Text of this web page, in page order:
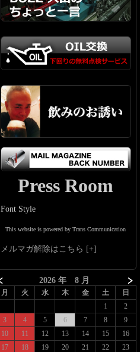
Press Room
Font Style
This website is powered by Trans Communication
メルマガ解除はこちら
2026 年 8 月
月 火 水 木 金 土
日
1
2
3
4 5 6 7 8
9
10
11 12 13 14 15
16
17
18 19 20 21 22 23